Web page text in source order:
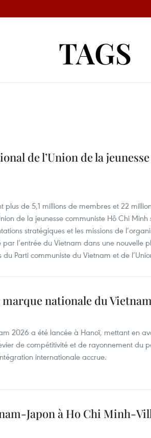
TAGS
de l’Union de la jeunesse
de 5,1 millions de membres et 22
de la jeunesse communiste Hô Chi Minh
stratégiques et les missions de
l’entrée du Vietnam dans une nouvelle
Parti communiste du Vietnam et de
nationale du
2026 a été lancée à Hanoï, mettant en
de compétitivité et de rayonnement du
internationale accrue.
Japon à Ho Chi Minh-